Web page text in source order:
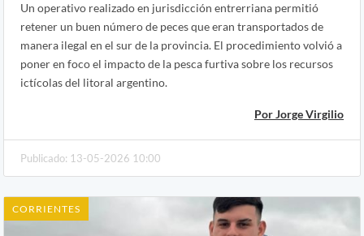
Un operativo realizado en jurisdicción entrerriana permitió
retener un buen número de peces que eran transportados de
manera ilegal en el sur de la provincia. El procedimiento volvió a
poner en foco el impacto de la pesca furtiva sobre los recursos
ictícolas del litoral argentino.
Por Jorge Virgilio
Publicado: 13-05-2026 10:00
CORRIENTES